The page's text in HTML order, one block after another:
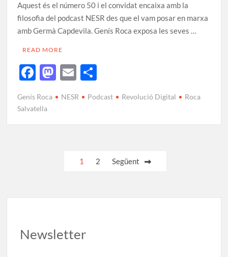
Aquest és el número 50 i el convidat encaixa amb la
filosofia del podcast NESR des que el vam posar en marxa
amb Germà Capdevila. Genís Roca exposa les seves …
READ MORE
F
e
b
M
to
d
E
ail m
p
te
ix
Genís Roca NESR Podcast Revolució Digital
Roca
Salvatella
1 2 Següent
Newsletter